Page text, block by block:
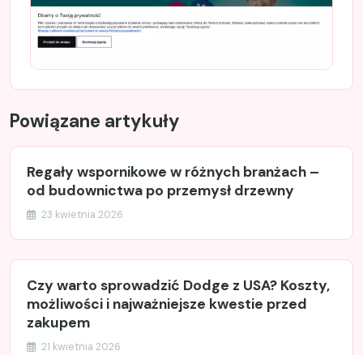
Powiązane artykuły
Regały wspornikowe w różnych branżach –
od budownictwa po przemysł drzewny
23 kwietnia 2026
Czy warto sprowadzić Dodge z USA? Koszty,
możliwości i najważniejsze kwestie przed
zakupem
21 kwietnia 2026